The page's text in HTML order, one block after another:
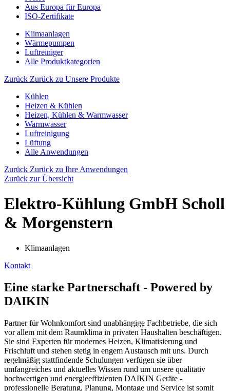
Aus Europa für Europa
ISO-Zertifikate
Klimaanlagen
Wärmepumpen
Luftreiniger
Alle Produktkategorien
Zurück Zurück zu Unsere Produkte
Kühlen
Heizen & Kühlen
Heizen, Kühlen & Warmwasser
Warmwasser
Luftreinigung
Lüftung
Alle Anwendungen
Zurück Zurück zu Ihre Anwendungen
Zurück zur Übersicht
Elektro-Kühlung GmbH Scholl
& Morgenstern
Klimaanlagen
Kontakt
Eine starke Partnerschaft - Powered by
DAIKIN
Partner für Wohnkomfort sind unabhängige Fachbetriebe, die sich
vor allem mit dem Raumklima in privaten Haushalten beschäftigen.
Sie sind Experten für modernes Heizen, Klimatisierung und
Frischluft und stehen stetig in engem Austausch mit uns. Durch
regelmäßig stattfindende Schulungen verfügen sie über
umfangreiches und aktuelles Wissen rund um unsere qualitativ
hochwertigen und energieeffizienten DAIKIN Geräte -
professionelle Beratung, Planung, Montage und Service ist somit